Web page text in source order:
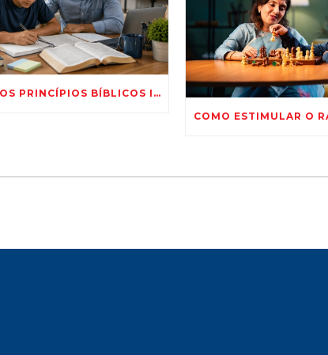
COMO OS PRINCÍPIOS BÍBLICOS INFLUENCIAM O DESEMPENHO ESCOLAR?